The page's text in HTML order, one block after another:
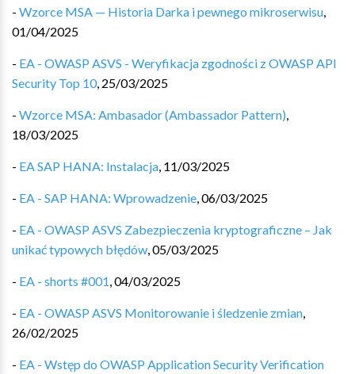
- Wzorce MSA — Historia Darka i pewnego mikroserwisu,
01/04/2025
- EA - OWASP ASVS - Weryfikacja zgodności z OWASP API
Security Top 10, 25/03/2025
- Wzorce MSA: Ambasador (Ambassador Pattern),
18/03/2025
- EA SAP HANA: Instalacja, 11/03/2025
- EA - SAP HANA: Wprowadzenie,06/03/2025
- EA - OWASP ASVS Zabezpieczenia kryptograficzne – Jak
unikać typowych błędów,05/03/2025
- EA - shorts #001,04/03/2025
- EA - OWASP ASVS Monitorowanie i śledzenie zmian,
26/02/2025
- EA - Wstęp do OWASP Application Security Verification